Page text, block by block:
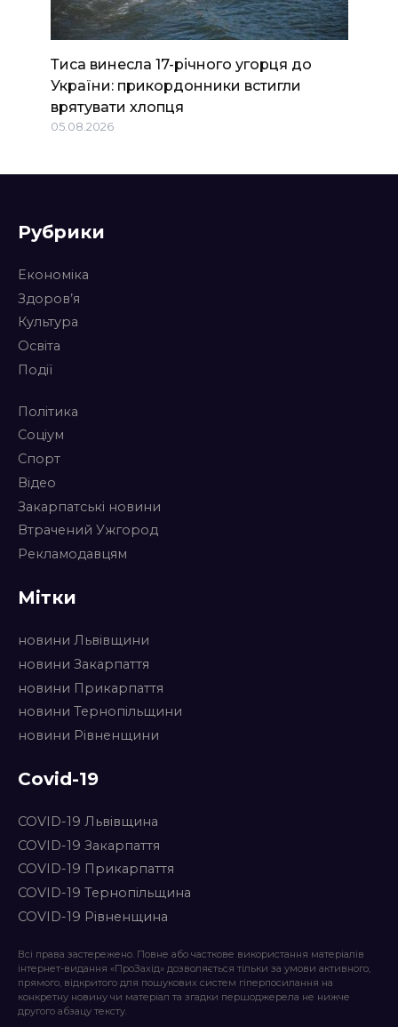
Тиса винесла 17-річного угорця до
України: прикордонники встигли
врятувати хлопця
05.08.2026
Рубрики
Економіка
Здоров’я
Культура
Освіта
Події
Політика
Соціум
Спорт
Відео
Закарпатські новини
Втрачений Ужгород
Рекламодавцям
Мітки
новини Львівщини
новини Закарпаття
новини Прикарпаття
новини Тернопільщини
новини Рівненщини
Covid-19
COVID-19 Львівщина
COVID-19 Закарпаття
COVID-19 Прикарпаття
COVID-19 Тернопільщина
COVID-19 Рівненщина
Всі права застережено. Повне або часткове використання матеріалів
інтернет-видання «ПроЗахід» дозволяється тільки за умови активного,
прямого, відкритого для пошукових систем гіперпосилання на
конкретну новину чи матеріал та згадки першоджерела не нижче
другого абзацу тексту.